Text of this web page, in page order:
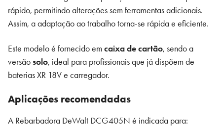
rápido, permitindo alterações sem ferramentas adicionais.
Assim, a adaptação ao trabalho torna-se rápida e eficiente.
Este modelo é fornecido em caixa de cartão, sendo a
versão solo, ideal para profissionais que já dispõem de
baterias XR 18V e carregador.
Aplicações recomendadas
A Rebarbadora DeWalt DCG405N é indicada para: